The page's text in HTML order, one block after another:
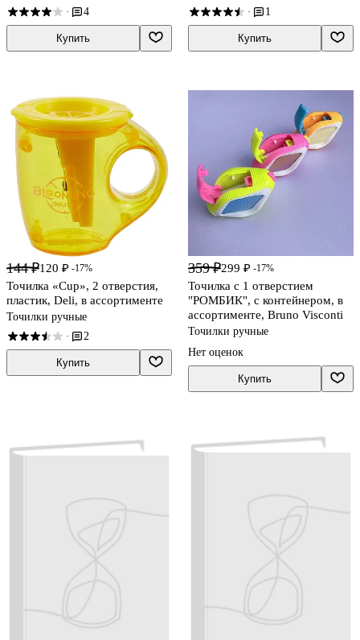
· 4
Купить
· 1
Купить
144 ₽120 ₽ -17%
Точилка «Cup», 2 отверстия,
пластик, Deli, в ассортименте
Точилки ручные
· 2
Купить
359 ₽299 ₽ -17%
Точилка с 1 отверстием
"РОМБИК", с контейнером, в
ассортименте, Bruno Visconti
Точилки ручные
Нет оценок
Купить